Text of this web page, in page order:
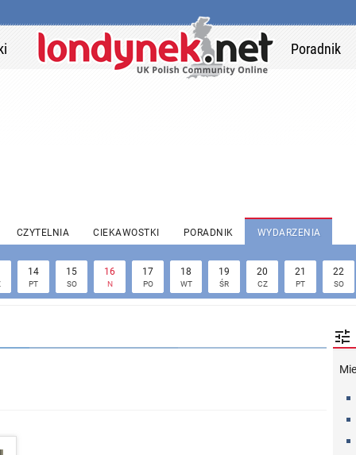
Poradnik
CZYTELNIA CIEKAWOSTKI PORADNIK WYDARZENIA
14
PT
15
SO
16
N
17
PO
18
WT
19
ŚR
20
CZ
21
PT
22
SO
